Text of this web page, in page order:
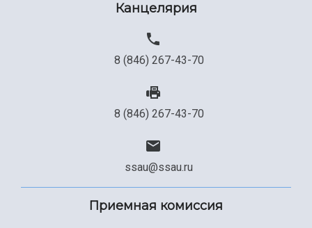
Канцелярия
8 (846) 267-43-70
8 (846) 267-43-70
ssau@ssau.ru
Приемная комиссия